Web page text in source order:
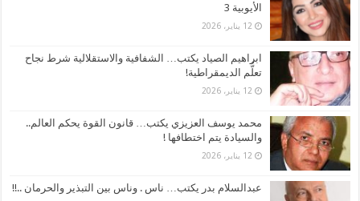
الأيوبية 3
12 يناير، 2026
ابراهيم الصياد يكتب… الشفافية والاستقلالية شرط نجاح
تعلُّم الديمقراطية!
12 يناير، 2026
محمد يوسف العزيزي يكتب… قانون القوة يحكم العالم..
والسيادة يتم اختطافها !
12 يناير، 2026
عبدالسلام بدر يكتب… ناس . وناس بين التبذير والحرمان ..!!